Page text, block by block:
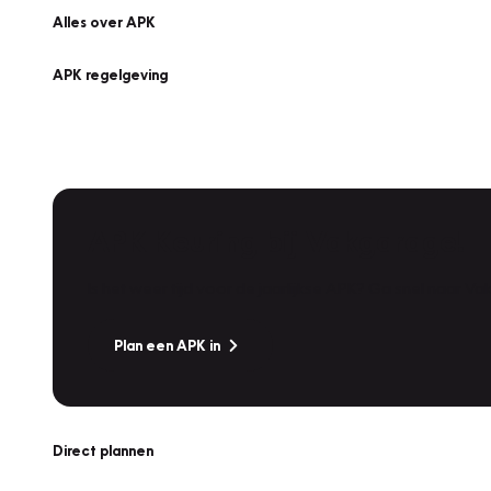
Alles over APK
APK regelgeving
Plan een APK in
Direct plannen